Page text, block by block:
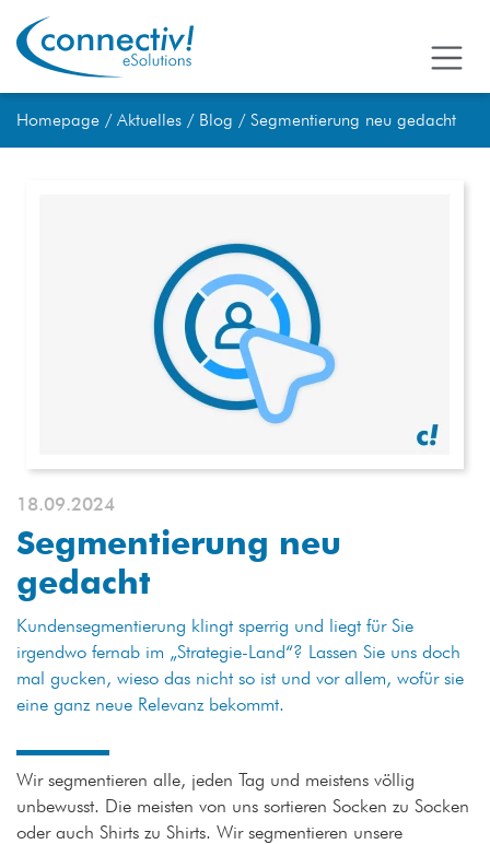
Homepage Aktuelles Blog Segmentierung neu gedacht
18.09.2024
Segmentierung neu
gedacht
Kundensegmentierung klingt sperrig und liegt für Sie
irgendwo fernab im „Strategie-Land“? Lassen Sie uns doch
mal gucken, wieso das nicht so ist und vor allem, wofür sie
eine ganz neue Relevanz bekommt.
Wir segmentieren alle, jeden Tag und meistens völlig
unbewusst. Die meisten von uns sortieren Socken zu Socken
oder auch Shirts zu Shirts. Wir segmentieren unsere